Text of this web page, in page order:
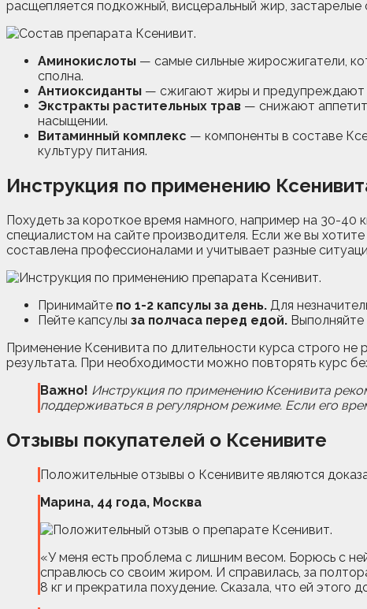
расщепляется подкожный, висцеральный жир, застарелые
Аминокислоты — самые сильные жиросжигатели,
сполна.
Антиоксиданты — сжигают жиры и предупреждают
Экстракты растительных трав — снижают
насыщении.
Витаминный комплекс — компоненты в составе
культуру питания.
Инструкция по применению
Похудеть за короткое время намного, например на 30-
специалистом на сайте производителя. Если же вы
составлена профессионалами и учитывает разные
Принимайте по 1-2 капсулы за день. Для
Пейте капсулы за полчаса перед едой.
Применение Ксенивита по длительности курса строго
результата. При необходимости можно повторять курс
Важно! Инструкция по применению Ксенивита
поддерживаться в регулярном режиме. Если его
Отзывы покупателей о Ксенивите
Положительные отзывы о Ксенивите являются
Марина, 44 года, Москва
«У меня есть проблема с лишним весом. Борюсь с
справлюсь со своим жиром. И справилась, за
8 кг и прекратила похудение. Сказала, что ей этого